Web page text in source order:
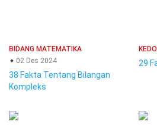
BIDANG MATEMATIKA
02 Des 2024
38 Fakta Tentang Bilangan
Kompleks
29